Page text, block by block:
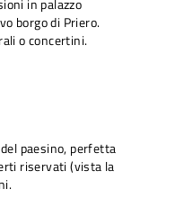
in palazzo
borgo di Priero.
o concertini.
paesino, perfetta
riservati (vista la